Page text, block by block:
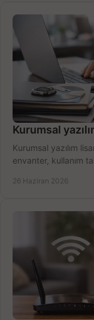
Kurumsal
Kurumsal yazılım
envanter, kullanım
26 Haziran 2026